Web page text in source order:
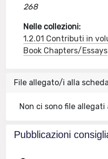
268
Nelle collezioni:
1.2.01 Contributi in
Book Chapters/Essays
File allegato/i alla
Non ci sono file
Pubblicazioni